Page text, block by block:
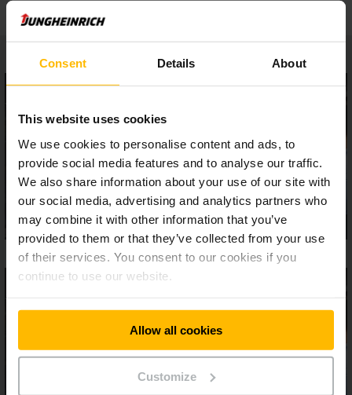
Consent Details About
This website uses cookies
We use cookies to personalise content and ads, to
provide social media features and to analyse our traffic.
We also share information about your use of our site with
our social media, advertising and analytics partners who
may combine it with other information that you’ve
provided to them or that they’ve collected from your use
of their services. You consent to our cookies if you
continue to use our website.
Allow all cookies
Customize